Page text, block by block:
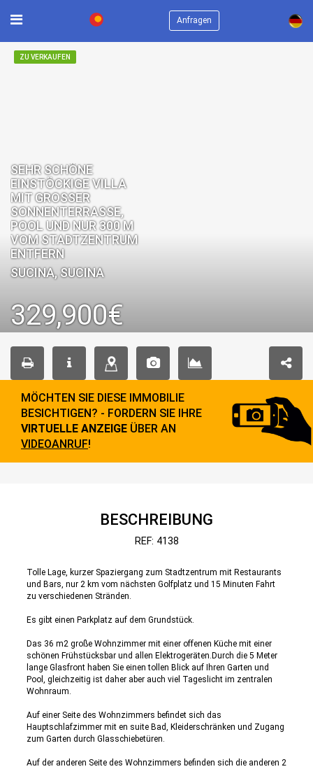
Anfragen ×
ZU VERKAUFEN
SEHR SCHÖNE
EINSTÖCKIGE VILLA
MIT GROSSER S
ONNENTERRASSE, P
OOL UND NUR 300 M V
OM STADTZENTRUM E
NTFERN
SUCINA, SUCINA
329,900€
MÖCHTEN SIE DIESE IMMOBILIE
BESICHTIGEN? - FORDERN SIE IHRE
VIRTUELLE ANZEIGE ÜBER AN
VIDEOANRUF!
BESCHREIBUNG
REF: 4138
Tolle Lage, kurzer Spaziergang zum Stadtzentrum mit Restaurants
und Bars, nur 2 km vom nächsten Golfplatz und 15 Minuten Fahrt
zu verschiedenen Stränden.
Es gibt einen Parkplatz auf dem Grundstück.
Das 36 m2 große Wohnzimmer mit einer offenen Küche mit einer
schönen Frühstücksbar und allen Elektrogeräten.Durch die 5 Meter
lange Glasfront haben Sie einen tollen Blick auf Ihren Garten und
Pool, gleichzeitig ist daher aber auch viel Tageslicht im zentralen
Wohnraum.
Auf einer Seite des Wohnzimmers befindet sich das
Hauptschlafzimmer mit en suite Bad, Kleiderschränken und Zugang
zum Garten durch Glasschiebetüren.
Auf der anderen Seite des Wohnzimmers befinden sich die anderen 2